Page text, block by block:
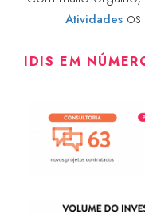
Atividades os
IDIS EM